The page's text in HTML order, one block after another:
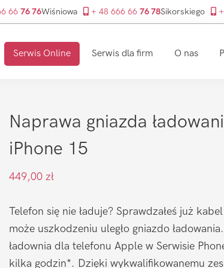
66 76 76Wiśniowa + 48 666 66 76 78Sikorskiego
Serwis Online Serwis dla firm O nas
Naprawa gniazda
iPhone 15
449,00 zł
Telefon się nie ładuje? Sprawdzałeś już
może uszkodzeniu uległo gniazdo
ładownia dla telefonu Apple w Serwisie
kilka godzin*. Dzięki wykwalifikowanemu